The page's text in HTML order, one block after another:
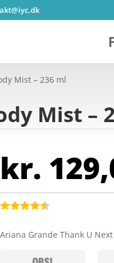
Mist – 236 ml
Mist –
kr.
ud af 5
Ariana Grande Thank U